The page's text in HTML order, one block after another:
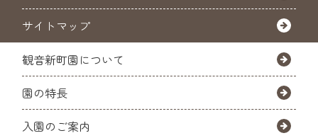
サイトマップ
観音新町園について
園の特長
入園のご案内